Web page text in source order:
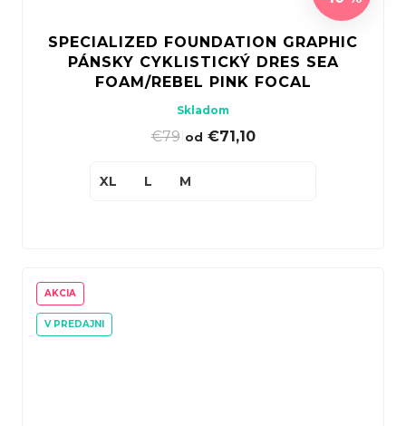
SPECIALIZED FOUNDATION GRAPHIC
PÁNSKY CYKLISTICKÝ DRES SEA
FOAM/REBEL PINK FOCAL
Skladom
€79| od €71,10
XL L M
AKCIA
V PREDAJNI